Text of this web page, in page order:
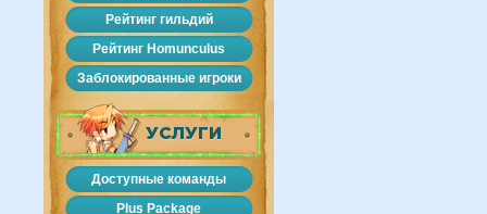
Рейтинг гильдий
Рейтинг Homunculus
Заблокированные игроки
УСЛУГИ
Доступные команды
Plus Package